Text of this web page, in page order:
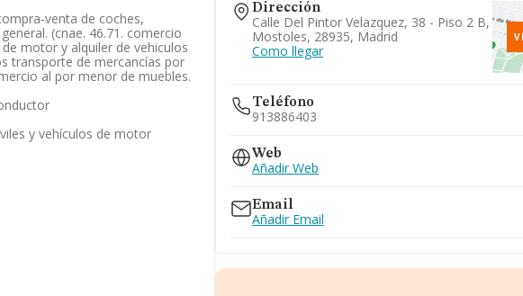
venta de coches,
(cnae. 46.71. comercio
motor y alquiler de vehiculos
transporte de mercancías por
al por menor de muebles.
y vehículos de motor
Dirección
Calle Del Pintor Velazquez, 38 - Piso 2 B,
Mostoles, 28935, Madrid
Como llegar
Teléfono
913886403
Web
Añadir Web
Email
Añadir Email